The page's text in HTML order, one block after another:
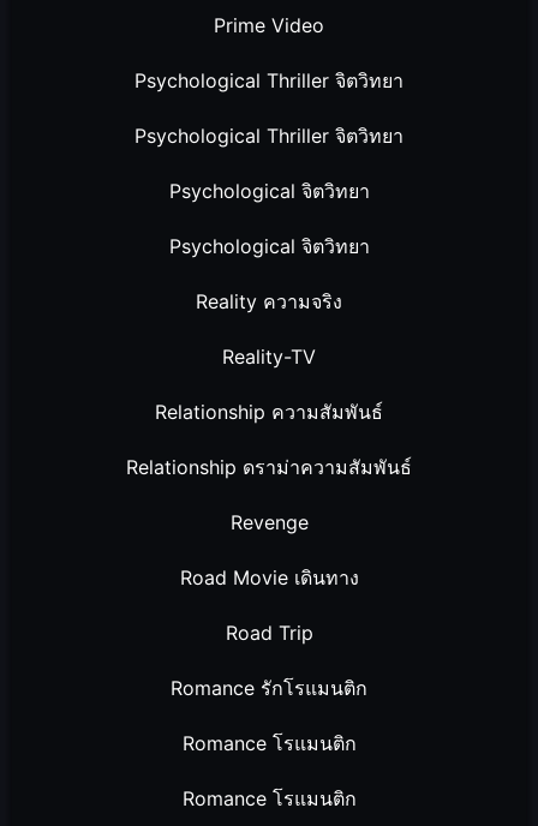
Prime Video
Psychological Thriller จิตวิทยา
Psychological Thriller จิตวิทยา
Psychological จิตวิทยา
Psychological จิตวิทยา
Reality ความจริง
Reality-TV
Relationship ความสัมพันธ์
Relationship ดราม่าความสัมพันธ์
Revenge
Road Movie เดินทาง
Road Trip
Romance รักโรแมนติก
Romance โรแมนติก
Romance โรแมนติก